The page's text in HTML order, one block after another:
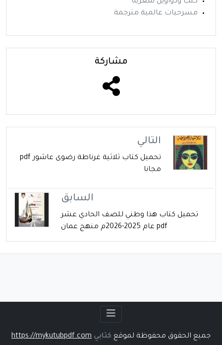
مسرحيات عالمية مترجمة
مشاركة
التالي
تحميل كتاب ثلاثية غرناطة رضوى عاشور pdf
مجانا
السابق
تحميل كتاب هذا وطني للصف الحادي عشر
pdf عام 2025-2026م منهج عمان
جميع الحقوق محفوظة لموقع كتابي https://mykutubpdf.com